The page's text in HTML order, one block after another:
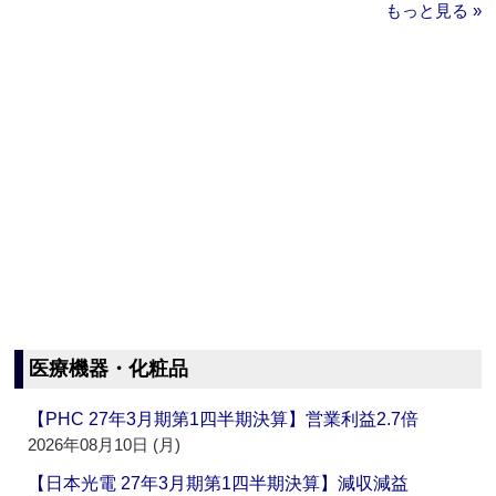
もっと見る »
医療機器・化粧品
【PHC 27年3月期第1四半期決算】営業利益2.7倍
2026年08月10日 (月)
【日本光電 27年3月期第1四半期決算】減収減益